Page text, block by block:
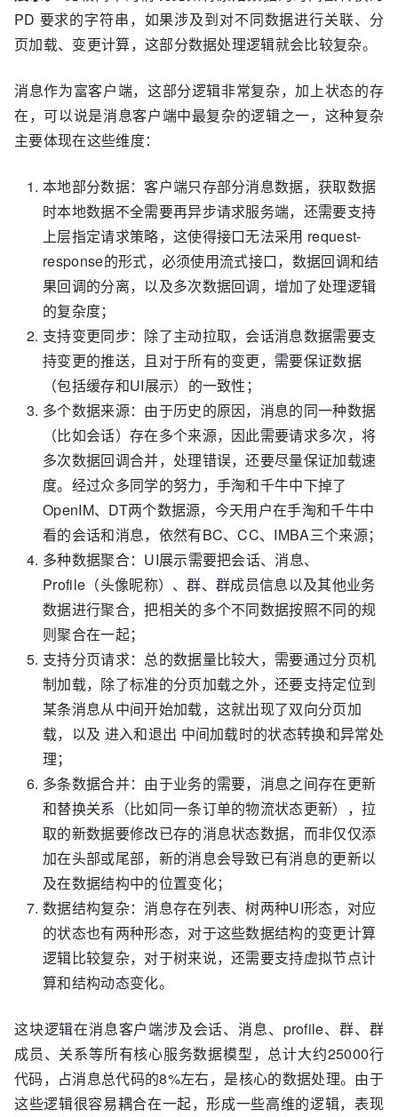
PD 要求的字符串，如果涉及到对不同数据进行关联、分
页加载、变更计算，这部分数据处理逻辑就会比较复杂。
消息作为富客户端，这部分逻辑非常复杂，加上状态的存
在，可以说是消息客户端中最复杂的逻辑之一，这种复杂
主要体现在这些维度：
本地部分数据：客户端只存部分消息数据，获取数据
时本地数据不全需要再异步请求服务端，还需要支持
上层指定请求策略，这使得接口无法采用 request-
response的形式，必须使用流式接口，数据回调和结
果回调的分离，以及多次数据回调，增加了处理逻辑
的复杂度；
支持变更同步：除了主动拉取，会话消息数据需要支
持变更的推送，且对于所有的变更，需要保证数据
（包括缓存和UI展示）的一致性；
多个数据来源：由于历史的原因，消息的同一种数据
（比如会话）存在多个来源，因此需要请求多次，将
多次数据回调合并，处理错误，还要尽量保证加载速
度。经过众多同学的努力，手淘和千牛中下掉了
OpenIM、DT两个数据源，今天用户在手淘和千牛中
看的会话和消息，依然有BC、CC、IMBA三个来源；
多种数据聚合：UI展示需要把会话、消息、
Profile（头像昵称）、群、群成员信息以及其他业务
数据进行聚合，把相关的多个不同数据按照不同的规
则聚合在一起；
支持分页请求：总的数据量比较大，需要通过分页机
制加载，除了标准的分页加载之外，还要支持定位到
某条消息从中间开始加载，这就出现了双向分页加
载，以及 进入和退出 中间加载时的状态转换和异常处
理；
多条数据合并：由于业务的需要，消息之间存在更新
和替换关系（比如同一条订单的物流状态更新），拉
取的新数据要修改已存的消息状态数据，而非仅仅添
加在头部或尾部，新的消息会导致已有消息的更新以
及在数据结构中的位置变化；
数据结构复杂：消息存在列表、树两种UI形态，对应
的状态也有两种形态，对于这些数据结构的变更计算
逻辑比较复杂，对于树来说，还需要支持虚拟节点计
算和结构动态变化。
这块逻辑在消息客户端涉及会话、消息、profile、群、群
成员、关系等所有核心服务数据模型，总计大约25000行
代码，占消息总代码的8%左右，是核心的数据处理。由于
这些逻辑很容易耦合在一起，形成一些高维的逻辑，表现